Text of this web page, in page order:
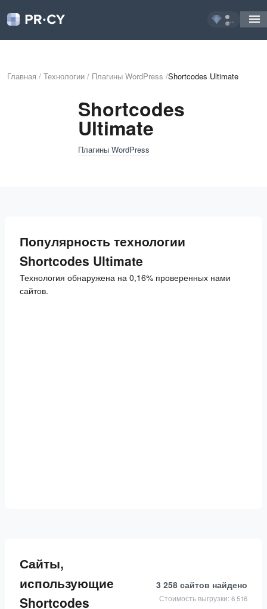
...
Главная / Технологии / Плагины WordPress /Shortcodes Ultimate
Shortcodes
Ultimate
Плагины WordPress
Популярность технологии
Shortcodes Ultimate
Технология обнаружена на 0,16% проверенных нами
сайтов.
Сайты,
использующие
Shortcodes
3 258 сайтов найдено
Стоимость выгрузки: 6 516